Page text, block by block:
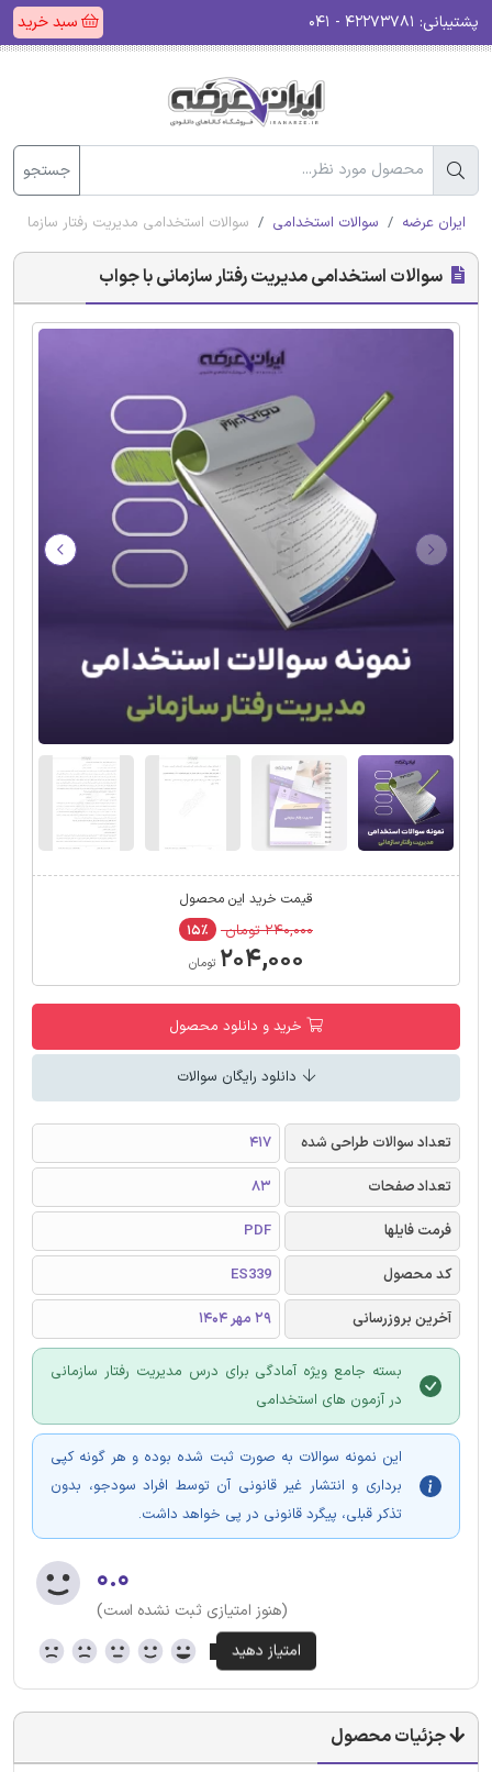
پشتیبانی: سبد خرید
جستجو
ایران عرضه سوالات استخدامی سوالات استخدامی مدیریت رفتار سازمانی
سوالات استخدامی مدیریت رفتار سازمانی با جواب
قیمت خرید این محصول
۲۴۰,۰۰۰ تومان ۱۵٪
۲۰۴,۰۰۰ تومان
خرید و دانلود محصول
دانلود رایگان سوالات
تعداد سوالات طراحی شده
417
تعداد صفحات
83
فرمت فایلها
PDF
کد محصول
ES339
آخرین بروزرسانی
29 مهر 1404
بسته جامع ویژه آمادگی برای درس مدیریت رفتار سازمانی
در آزمون های استخدامی
این نمونه سوالات به صورت ثبت شده بوده و هر گونه کپی
برداری و انتشار غیر قانونی آن توسط افراد سودجو، بدون
تذکر قبلی، پیگرد قانونی در پی خواهد داشت.
۰.۰
(هنوز امتیازی ثبت نشده است)
جزئیات محصول